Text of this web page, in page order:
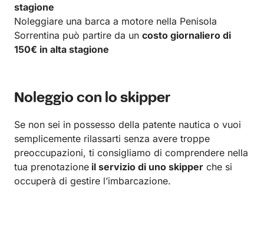
stagione
Noleggiare una barca a motore nella Penisola
Sorrentina può partire da un costo giornaliero di
150€ in alta stagione
Noleggio con lo skipper
Se non sei in possesso della patente nautica o vuoi
semplicemente rilassarti senza avere troppe
preoccupazioni, ti consigliamo di comprendere nella
tua prenotazione il servizio di uno skipper che si
occuperà di gestire l’imbarcazione.